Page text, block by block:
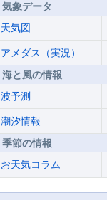
気象データ
天気図
アメダス（実況）
海と風の情報
波予測
潮汐情報
季節の情報
お天気コラム